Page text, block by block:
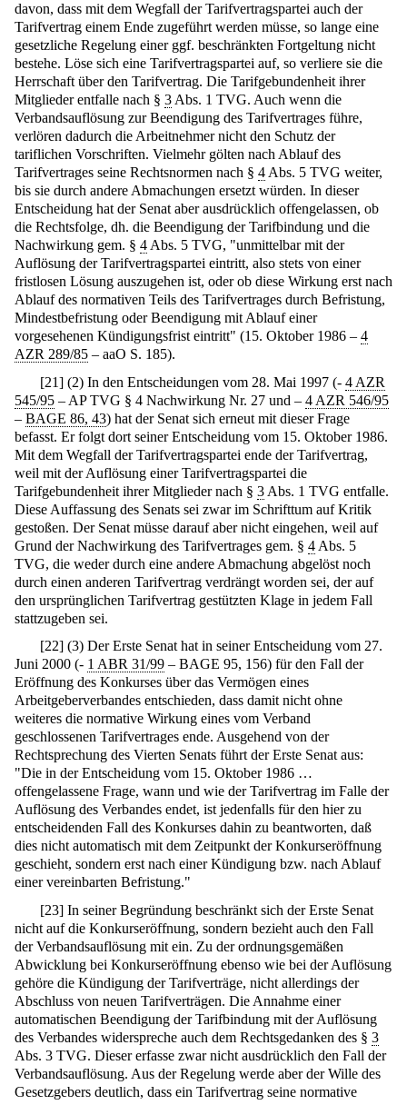
davon, dass mit dem Wegfall der Tarifvertragspartei auch der
Tarifvertrag einem Ende zugeführt werden müsse, so lange eine
gesetzliche Regelung einer ggf. beschränkten Fortgeltung nicht
bestehe. Löse sich eine Tarifvertragspartei auf, so verliere sie die
Herrschaft über den Tarifvertrag. Die Tarifgebundenheit ihrer
Mitglieder entfalle nach § 3 Abs. 1 TVG. Auch wenn die
Verbandsauflösung zur Beendigung des Tarifvertrages führe,
verlören dadurch die Arbeitnehmer nicht den Schutz der
tariflichen Vorschriften. Vielmehr gölten nach Ablauf des
Tarifvertrages seine Rechtsnormen nach § 4 Abs. 5 TVG weiter,
bis sie durch andere Abmachungen ersetzt würden. In dieser
Entscheidung hat der Senat aber ausdrücklich offengelassen, ob
die Rechtsfolge, dh. die Beendigung der Tarifbindung und die
Nachwirkung gem. § 4 Abs. 5 TVG, "unmittelbar mit der
Auflösung der Tarifvertragspartei eintritt, also stets von einer
fristlosen Lösung auszugehen ist, oder ob diese Wirkung erst nach
Ablauf des normativen Teils des Tarifvertrages durch Befristung,
Mindestbefristung oder Beendigung mit Ablauf einer
vorgesehenen Kündigungsfrist eintritt" (15. Oktober 1986 – 4
AZR 289/85 – aaO S. 185).
[21] (2) In den Entscheidungen vom 28. Mai 1997 (-4 AZR
545/95 – AP TVG § 4 Nachwirkung Nr. 27 und – 4 AZR 546/95
– BAGE 86, 43) hat der Senat sich erneut mit dieser Frage
befasst. Er folgt dort seiner Entscheidung vom 15. Oktober 1986.
Mit dem Wegfall der Tarifvertragspartei ende der Tarifvertrag,
weil mit der Auflösung einer Tarifvertragspartei die
Tarifgebundenheit ihrer Mitglieder nach § 3 Abs. 1 TVG entfalle.
Diese Auffassung des Senats sei zwar im Schrifttum auf Kritik
gestoßen. Der Senat müsse darauf aber nicht eingehen, weil auf
Grund der Nachwirkung des Tarifvertrages gem. § 4 Abs. 5
TVG, die weder durch eine andere Abmachung abgelöst noch
durch einen anderen Tarifvertrag verdrängt worden sei, der auf
den ursprünglichen Tarifvertrag gestützten Klage in jedem Fall
stattzugeben sei.
[22] (3) Der Erste Senat hat in seiner Entscheidung vom 27.
Juni 2000 (- 1 ABR 31/99 – BAGE 95, 156) für den Fall der
Eröffnung des Konkurses über das Vermögen eines
Arbeitgeberverbandes entschieden, dass damit nicht ohne
weiteres die normative Wirkung eines vom Verband
geschlossenen Tarifvertrages ende. Ausgehend von der
Rechtsprechung des Vierten Senats führt der Erste Senat aus:
"Die in der Entscheidung vom 15. Oktober 1986 …
offengelassene Frage, wann und wie der Tarifvertrag im Falle der
Auflösung des Verbandes endet, ist jedenfalls für den hier zu
entscheidenden Fall des Konkurses dahin zu beantworten, daß
dies nicht automatisch mit dem Zeitpunkt der Konkurseröffnung
geschieht, sondern erst nach einer Kündigung bzw. nach Ablauf
einer vereinbarten Befristung."
[23] In seiner Begründung beschränkt sich der Erste Senat
nicht auf die Konkurseröffnung, sondern bezieht auch den Fall
der Verbandsauflösung mit ein. Zu der ordnungsgemäßen
Abwicklung bei Konkurseröffnung ebenso wie bei der Auflösung
gehöre die Kündigung der Tarifverträge, nicht allerdings der
Abschluss von neuen Tarifverträgen. Die Annahme einer
automatischen Beendigung der Tarifbindung mit der Auflösung
des Verbandes widerspreche auch dem Rechtsgedanken des § 3
Abs. 3 TVG. Dieser erfasse zwar nicht ausdrücklich den Fall der
Verbandsauflösung. Aus der Regelung werde aber der Wille des
Gesetzgebers deutlich, dass ein Tarifvertrag seine normative